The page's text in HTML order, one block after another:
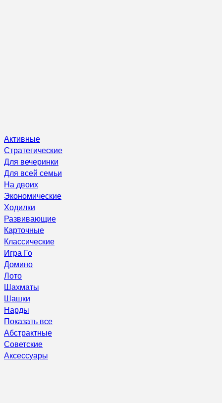
Активные
Стратегические
Для вечеринки
Для всей семьи
На двоих
Экономические
Ходилки
Развивающие
Карточные
Классические
Игра Го
Домино
Лото
Шахматы
Шашки
Нарды
Показать все
Абстрактные
Советские
Аксессуары